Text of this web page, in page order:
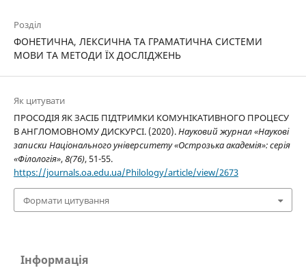
Розділ
ФОНЕТИЧНА, ЛЕКСИЧНА ТА ГРАМАТИЧНА СИСТЕМИ
МОВИ ТА МЕТОДИ ЇХ ДОСЛІДЖЕНЬ
Як цитувати
ПPOCOДIЯ ЯК ЗАСIБ ПIДТРИМКИ КОМУНIКАТИВНОГО ПРОЦЕСУ
В АНГЛОМОВНОМУ ДИСКУРСI. (2020).Науковий журнал «Наукові
записки Національного університету «Острозька академія»: серія
«Філологія»,8(76), 51-55.
https://journals.oa.edu.ua/Philology/article/view/2673
Формати цитування
Інформація